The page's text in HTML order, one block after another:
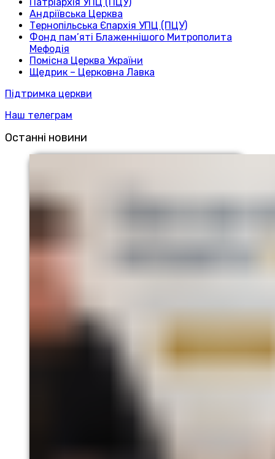
Патріархія УПЦ (ПЦУ)
Андріївська Церква
Тернопільська Єпархія УПЦ (ПЦУ)
Фонд пам’яті Блаженнішого Митрополита
Мефодія
Помісна Церква України
Щедрик – Церковна Лавка
Підтримка церкви
Наш телеграм
Останні новини